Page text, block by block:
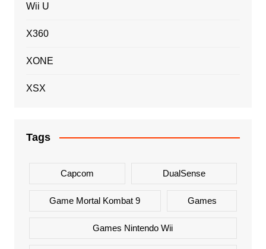
Wii U
X360
XONE
XSX
Tags
Capcom DualSense
Game Mortal Kombat 9 Games
Games Nintendo Wii